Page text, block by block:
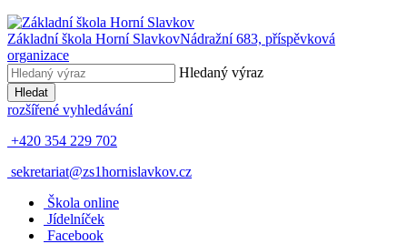
Základní škola Horní SlavkovNádražní 683, příspěvková
organizace
Hledaný výraz
Hledat
rozšířené vyhledávání
+420 354 229 702
sekretariat@zs1hornislavkov.cz
Škola online
Jídelníček
Facebook